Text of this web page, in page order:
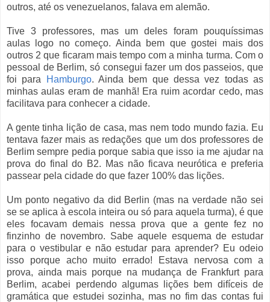
outros, até os venezuelanos, falava em alemão.
Tive 3 professores, mas um deles foram pouquíssimas
aulas logo no começo. Ainda bem que gostei mais dos
outros 2 que ficaram mais tempo com a minha turma. Com o
pessoal de Berlim, só consegui fazer um dos passeios, que
foi para
Hamburgo. Ainda bem que dessa vez todas as
minhas aulas eram de manhã! Era ruim acordar cedo, mas
facilitava para conhecer a cidade.
A gente tinha lição de casa, mas nem todo mundo fazia. Eu
tentava fazer mais as redações que um dos professores de
Berlim sempre pedia porque sabia que isso ia me ajudar na
prova do final do B2. Mas não ficava neurótica e preferia
passear pela cidade do que fazer 100% das lições.
Um ponto negativo da did Berlin (mas na verdade não sei
se se aplica à escola inteira ou só para aquela turma), é que
eles focavam demais nessa prova que a gente fez no
finzinho de novembro. Sabe aquele esquema de estudar
para o vestibular e não estudar para aprender? Eu odeio
isso porque acho muito errado! Estava nervosa com a
prova, ainda mais porque na mudança de Frankfurt para
Berlim, acabei perdendo algumas lições bem difíceis de
gramática que estudei sozinha, mas no fim das contas fui